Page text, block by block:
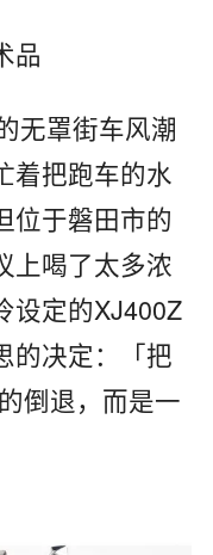
品
无罩街车风潮
着把跑车的水
位于磐田市的
上喝了太多浓
设定的XJ400Z
的决定：「把
倒退，而是一